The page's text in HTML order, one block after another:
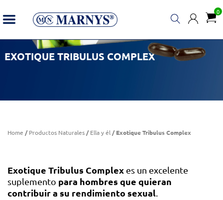
0
EXOTIQUE TRIBULUS COMPLEX
Home /Productos Naturales /Ella y él / Exotique Tribulus Complex
Exotique Tribulus Complex es un excelente
suplemento para hombres que quieran
contribuir a su rendimiento sexual